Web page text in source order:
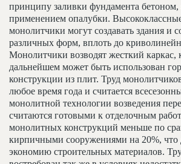
принципу заливки фундамента бетоном,
применением опалубки.
монолитчики могут создавать здания и
различных форм, вплоть до
Монолитчики возводят жесткий каркас,
дальнейшем может быть использован
конструкции из плит. Труд
любое время года и считается
монолитной технологии возведения
считаются готовыми к отделочным
монолитных конструкций меньше по
кирпичными сооружениями на 20%, что
экономию строительных материалов.